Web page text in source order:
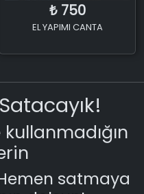
₺ 750
EL YAPIMI CANTA
satmaya